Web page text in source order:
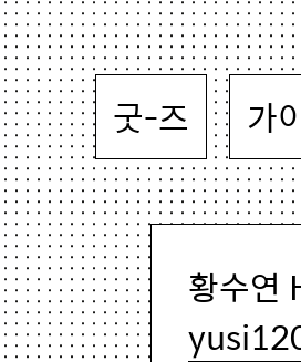
굿-즈 가
황수